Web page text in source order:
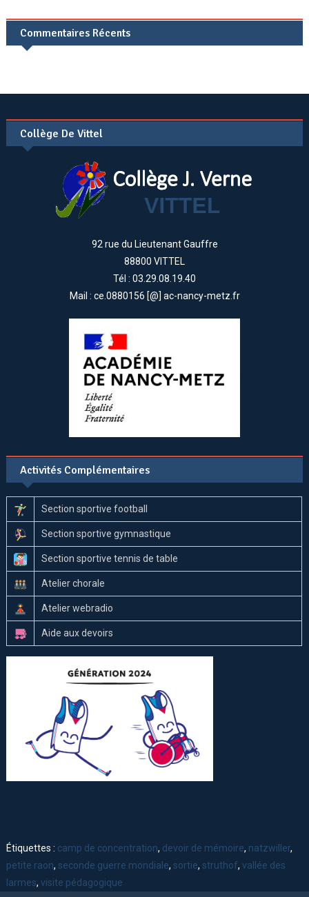
Commentaires Récents
Collège De Vittel
92 rue du Lieutenant Gauffre
88800 VITTEL
Tél : 03.29.08.19.40
Mail : ce.0880156 [@] ac-nancy-metz.fr
Activités Complémentaires
Section sportive football
Section sportive gymnastique
Section sportive tennis de table
Atelier chorale
Atelier webradio
Aide aux devoirs
Étiquettes : camp de concentration, devoir de mémoire, natzwiller,
petite raon,seconde guerre mondiale,sortie,struthof,vallée des
larmes,visite pédagogique